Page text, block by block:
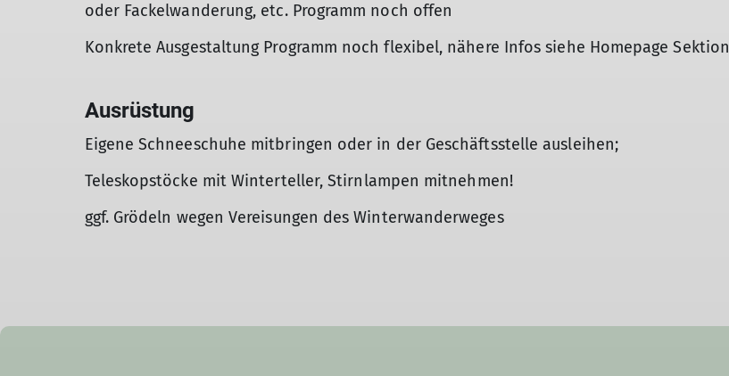
oder Fackelwanderung, etc. Programm noch offen
Konkrete Ausgestaltung Programm noch flexibel, nähere Infos siehe Homepage Sektion
Ausrüstung
Eigene Schneeschuhe mitbringen oder in der Geschäftsstelle ausleihen;
Teleskopstöcke mit Winterteller, Stirnlampen mitnehmen!
ggf. Grödeln wegen Vereisungen des Winterwanderweges